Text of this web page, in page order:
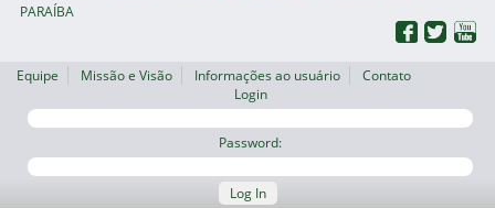
PARAÍBA
Equipe Missão e Visão Informações ao usuário
Contato
Login
Password:
Log In